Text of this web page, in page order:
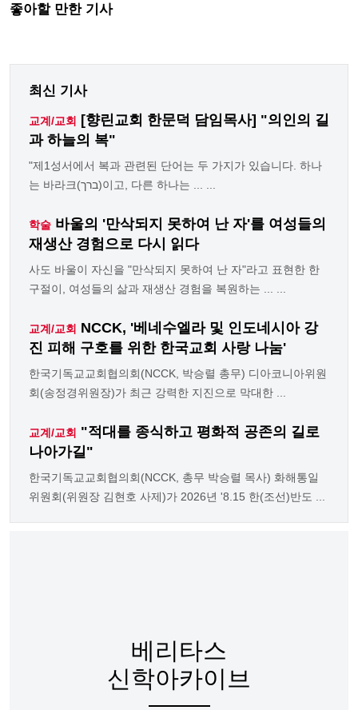
좋아할 만한 기사
최신 기사
교계/교회 [향린교회 한문덕 담임목사] "의인의 길
과 하늘의 복"
"제1성서에서 복과 관련된 단어는 두 가지가 있습니다. 하나
는 바라크(ברך)이고, 다른 하나는 ... ...
학술 바울의 '만삭되지 못하여 난 자'를 여성들의
재생산 경험으로 다시 읽다
사도 바울이 자신을 "만삭되지 못하여 난 자"라고 표현한 한
구절이, 여성들의 삶과 재생산 경험을 복원하는 ... ...
교계/교회 NCCK, '베네수엘라 및 인도네시아 강
진 피해 구호를 위한 한국교회 사랑 나눔'
한국기독교교회협의회(NCCK, 박승렬 총무) 디아코니아위원
회(송정경위원장)가 최근 강력한 지진으로 막대한 ...
교계/교회 "적대를 종식하고 평화적 공존의 길로
나아가길"
한국기독교교회협의회(NCCK, 총무 박승렬 목사) 화해통일
위원회(위원장 김현호 사제)가 2026년 '8.15 한(조선)반도 ...
베리타스
신학아카이브